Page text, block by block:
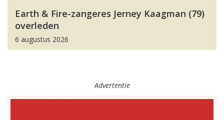
Earth & Fire-zangeres Jerney Kaagman (79)
overleden
6 augustus 2026
Advertentie